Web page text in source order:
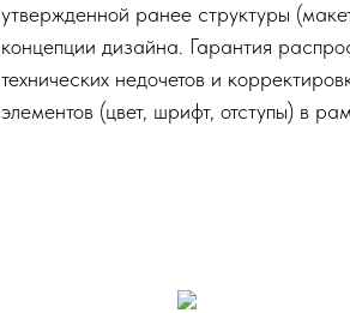
утвержденной ранее структуры
концепции дизайна. Гарантия
технических недочетов и
элементов (цвет, шрифт, отступы) в